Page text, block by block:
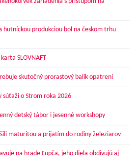
hutníckou produkciou bol na českom trhu
SLOVNAFT
skutočný prorastový balík opatrení
súťaži o Strom roka 2026
detský tábor i jesenné workshopy
maturitou a prijatím do rodiny železiarov
na hrade Ľupča, jeho diela obdivujú aj